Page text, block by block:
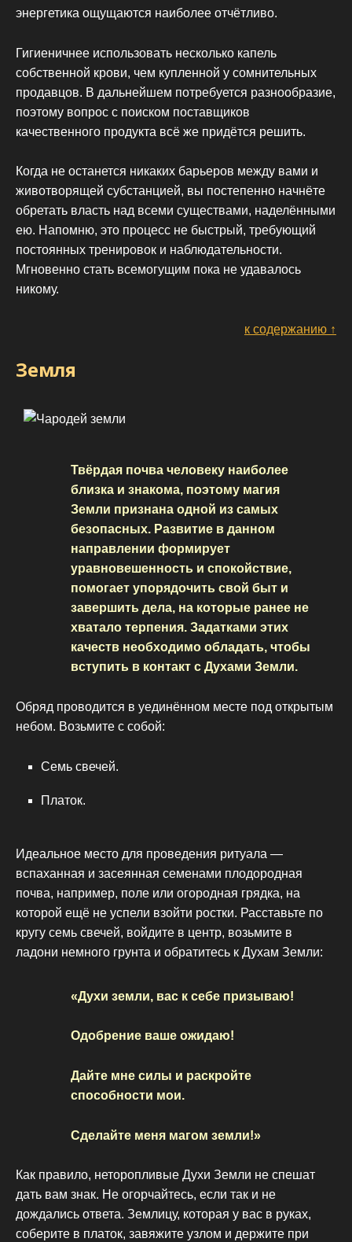
энергетика ощущаются наиболее отчётливо.
Гигиеничнее использовать несколько капель
собственной крови, чем купленной у сомнительных
продавцов. В дальнейшем потребуется разнообразие,
поэтому вопрос с поиском поставщиков
качественного продукта всё же придётся решить.
Когда не останется никаких барьеров между вами и
животворящей субстанцией, вы постепенно начнёте
обретать власть над всеми существами, наделёнными
ею. Напомню, это процесс не быстрый, требующий
постоянных тренировок и наблюдательности.
Мгновенно стать всемогущим пока не удавалось
никому.
к содержанию ↑
Земля
Твёрдая почва человеку наиболее
близка и знакома, поэтому магия
Земли признана одной из самых
безопасных. Развитие в данном
направлении формирует
уравновешенность и спокойствие,
помогает упорядочить свой быт и
завершить дела, на которые ранее не
хватало терпения. Задатками этих
качеств необходимо обладать, чтобы
вступить в контакт с Духами Земли.
Обряд проводится в уединённом месте под открытым
небом. Возьмите с собой:
Семь свечей.
Платок.
Идеальное место для проведения ритуала —
вспаханная и засеянная семенами плодородная
почва, например, поле или огородная грядка, на
которой ещё не успели взойти ростки. Расставьте по
кругу семь свечей, войдите в центр, возьмите в
ладони немного грунта и обратитесь к Духам Земли:
«Духи земли, вас к себе призываю!
Одобрение ваше ожидаю!
Дайте мне силы и раскройте
способности мои.
Сделайте меня магом земли!»
Как правило, неторопливые Духи Земли не спешат
дать вам знак. Не огорчайтесь, если так и не
дождались ответа. Землицу, которая у вас в руках,
соберите в платок, завяжите узлом и держите при